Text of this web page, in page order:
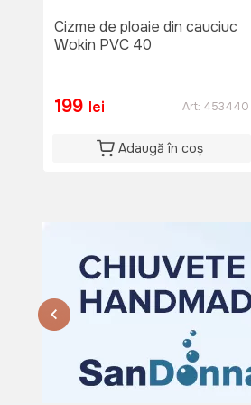
Cizme de ploaie din cauciuc
Wokin PVC 40
199 lei Art: 453440
Adaugă în coș